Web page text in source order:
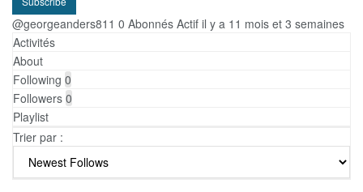
@georgeanders811 0 Abonnés Actif il y a 11 mois et 3 semaines
Activités
About
Following 0
Followers 0
Playlist
Trier par :